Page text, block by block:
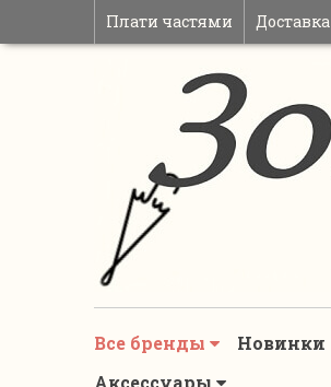
Плати частями Доставка
Все бренды Новинки
Аксессуары